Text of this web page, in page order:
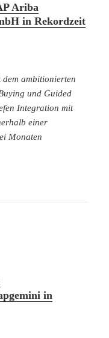
Ariba
in Rekordzeit
dem ambitionierten
und Guided
Integration mit
einer
Monaten
in